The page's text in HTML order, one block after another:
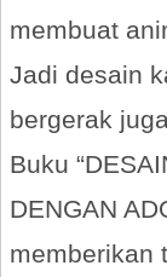
membuat
Jadi desain
bergerak
Buku
DENGAN
memberikan